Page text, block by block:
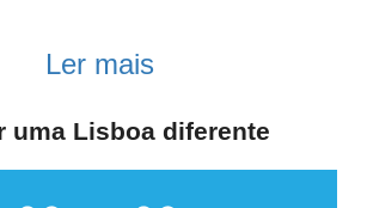
Ler mais
uma Lisboa diferente